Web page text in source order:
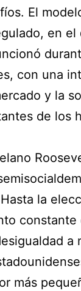
El
en el
con una
y la
de los
la
a
más